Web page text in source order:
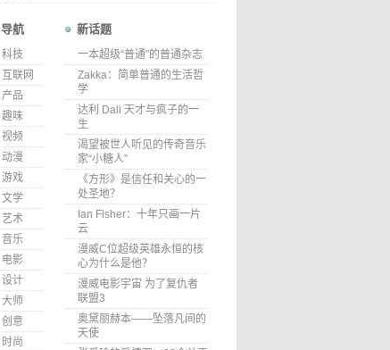
导航
科技
互联网
产品
趣味
视频
动漫
游戏
文学
艺术
音乐
电影
设计
大师
创意
时尚
新话题
一本超级“普通”的普通杂志
Zakka：简单普通的生活哲
学
达利 Dali 天才与疯子的一
生
渴望被世人听见的传奇音乐
家“小糖人”
《方形》是信任和关心的一
处圣地？
Ian Fisher：十年只画一片
云
漫威C位超级英雄永恒的核
心为什么是他？
漫威电影宇宙 为了复仇者
联盟3
奥黛丽赫本——坠落凡间的
天使